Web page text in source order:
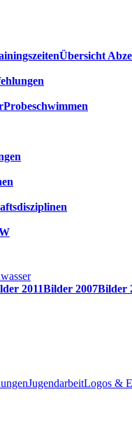
Übersicht
Probeschwimmen
2011Bilder 2007Bilder
JugendarbeitLogos &